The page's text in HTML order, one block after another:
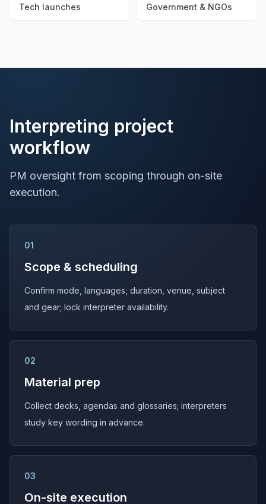
Tech launches Government & NGOs
Interpreting project
workflow
PM oversight from scoping through on-site
execution.
01
Scope & scheduling
Confirm mode, languages, duration, venue, subject
and gear; lock interpreter availability.
02
Material prep
Collect decks, agendas and glossaries; interpreters
study key wording in advance.
03
On-site execution